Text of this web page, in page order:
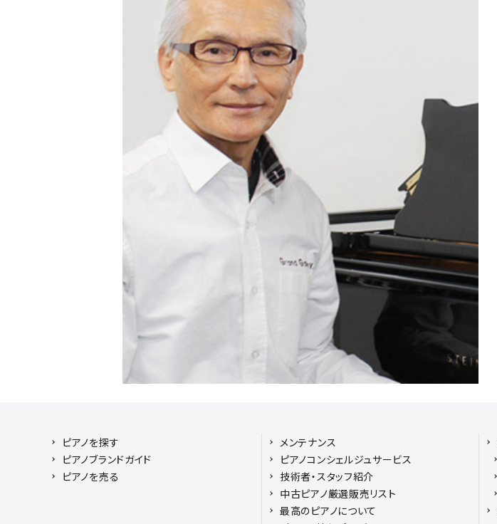
ピアノを探す
ピアノブランドガイド
ピアノを売る
メンテナンス
ピアノコンシェルジュサービス
技術者・スタッフ紹介
中古ピアノ厳選販売リスト
最高のピアノについて